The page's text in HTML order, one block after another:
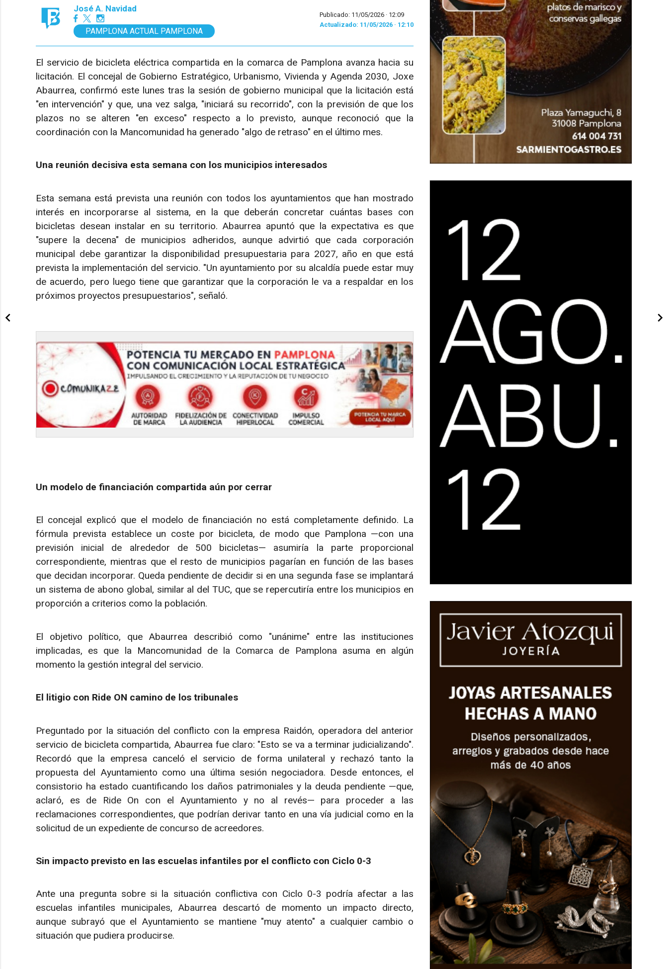
José A. Navidad
PAMPLONA ACTUAL PAMPLONA
Publicado: 11/05/2026 · 12:09
Actualizado: 11/05/2026 · 12:10
El servicio de bicicleta eléctrica compartida en la comarca de Pamplona avanza hacia su
licitación. El concejal de Gobierno Estratégico, Urbanismo, Vivienda y Agenda 2030, Joxe
Abaurrea, confirmó este lunes tras la sesión de gobierno municipal que la licitación está
"en intervención" y que, una vez salga, "iniciará su recorrido", con la previsión de que los
plazos no se alteren "en exceso" respecto a lo previsto, aunque reconoció que la
coordinación con la Mancomunidad ha generado "algo de retraso" en el último mes.
Una reunión decisiva esta semana con los municipios interesados
Esta semana está prevista una reunión con todos los ayuntamientos que han mostrado
interés en incorporarse al sistema, en la que deberán concretar cuántas bases con
bicicletas desean instalar en su territorio. Abaurrea apuntó que la expectativa es que
"supere la decena" de municipios adheridos, aunque advirtió que cada corporación
municipal debe garantizar la disponibilidad presupuestaria para 2027, año en que está
prevista la implementación del servicio. "Un ayuntamiento por su alcaldía puede estar muy
de acuerdo, pero luego tiene que garantizar que la corporación le va a respaldar en los
próximos proyectos presupuestarios", señaló.
Un modelo de financiación compartida aún por cerrar
El concejal explicó que el modelo de financiación no está completamente definido. La
fórmula prevista establece un coste por bicicleta, de modo que Pamplona —con una
previsión inicial de alrededor de 500 bicicletas— asumiría la parte proporcional
correspondiente, mientras que el resto de municipios pagarían en función de las bases
que decidan incorporar. Queda pendiente de decidir si en una segunda fase se implantará
un sistema de abono global, similar al del TUC, que se repercutiría entre los municipios en
proporción a criterios como la población.
El objetivo político, que Abaurrea describió como "unánime" entre las instituciones
implicadas, es que la Mancomunidad de la Comarca de Pamplona asuma en algún
momento la gestión integral del servicio.
El litigio con Ride ON camino de los tribunales
Preguntado por la situación del conflicto con la empresa Raidón, operadora del anterior
servicio de bicicleta compartida, Abaurrea fue claro: "Esto se va a terminar judicializando".
Recordó que la empresa canceló el servicio de forma unilateral y rechazó tanto la
propuesta del Ayuntamiento como una última sesión negociadora. Desde entonces, el
consistorio ha estado cuantificando los daños patrimoniales y la deuda pendiente —que,
aclaró, es de Ride On con el Ayuntamiento y no al revés— para proceder a las
reclamaciones correspondientes, que podrían derivar tanto en una vía judicial como en la
solicitud de un expediente de concurso de acreedores.
Sin impacto previsto en las escuelas infantiles por el conflicto con Ciclo 0-3
Ante una pregunta sobre si la situación conflictiva con Ciclo 0-3 podría afectar a las
escuelas infantiles municipales, Abaurrea descartó de momento un impacto directo,
aunque subrayó que el Ayuntamiento se mantiene "muy atento" a cualquier cambio o
situación que pudiera producirse.